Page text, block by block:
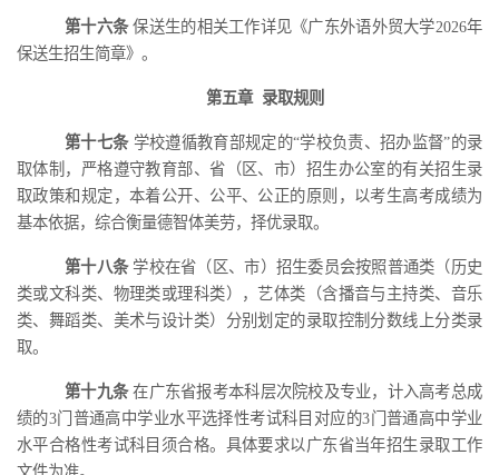
第十六条 保送生的相关工作详见《广东外语外贸大学2026年
保送生招生简章》。
第五章 录取规则
第十七条 学校遵循教育部规定的“学校负责、招办监督”的录
取体制，严格遵守教育部、省（区、市）招生办公室的有关招生录
取政策和规定，本着公开、公平、公正的原则，以考生高考成绩为
基本依据，综合衡量德智体美劳，择优录取。
第十八条 学校在省（区、市）招生委员会按照普通类（历史
类或文科类、物理类或理科类），艺体类（含播音与主持类、音乐
类、舞蹈类、美术与设计类）分别划定的录取控制分数线上分类录
取。
第十九条 在广东省报考本科层次院校及专业，计入高考总成
绩的3门普通高中学业水平选择性考试科目对应的3门普通高中学业
水平合格性考试科目须合格。具体要求以广东省当年招生录取工作